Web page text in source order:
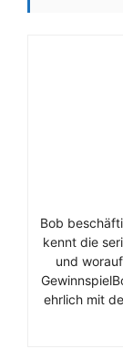
Bob
kennt die
und
ehrlich mit